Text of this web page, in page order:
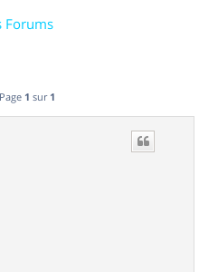
Forums
1 sur 1